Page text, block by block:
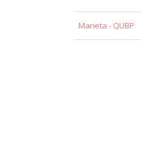
Marieta - QUBP